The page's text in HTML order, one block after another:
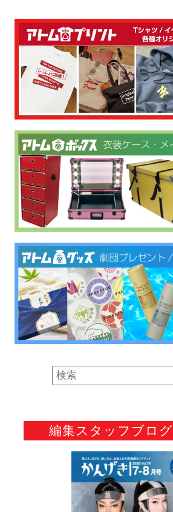
編集スタッフブログ